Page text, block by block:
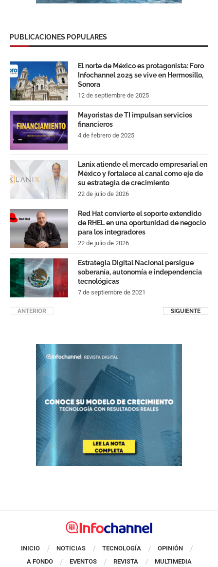
PUBLICACIONES POPULARES
El norte de México es protagonista: Foro
Infochannel 2025 se vive en Hermosillo,
Sonora
12 de septiembre de 2025
Mayoristas de TI impulsan servicios
financieros
4 de febrero de 2025
Lanix atiende el mercado empresarial en
México y fortalece al canal como eje de
su estrategia de crecimiento
22 de julio de 2026
Red Hat convierte el soporte extendido
de RHEL en una oportunidad de negocio
para los integradores
22 de julio de 2026
Estrategia Digital Nacional persigue
soberanía, autonomía e independencia
tecnológicas
7 de septiembre de 2021
ANTERIOR SIGUIENTE
INICIO NOTICIAS TECNOLOGÍA
OPINIÓN
A FONDO
EVENTOS REVISTA MULTIMEDIA